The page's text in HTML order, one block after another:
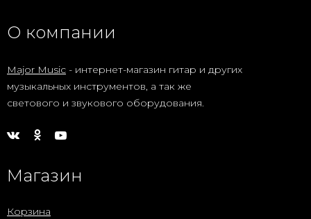
О компании
Major Music - интернет-магазин гитар и других
музыкальных инструментов, а так же
светового и звукового оборудования.
Магазин
Корзина